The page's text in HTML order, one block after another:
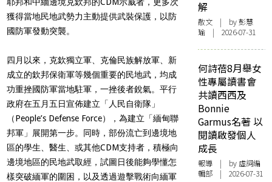
獲得當地民地武勢力主動提供武裝保護，以防
國防軍發動突襲。
四月以來，克欽獨立軍、克倫民族解放軍、新
成立的欽邦保衛軍等幾個重要的民地武，均成
功重挫國防軍當地駐軍，一挫後者銳氣。平行
政府在五月五日宣佈建立「人民自衛隊」
（People’s Defense Force），為建立「緬甸聯
邦軍」展開第一步。同時，部份流亡到邊境地
區的學生、醫生、或其他CDM支持者，積極向
邊境地區的民地武取經，試圖日後能夠學懂怎
樣突破緬軍的圍困，以及透過遊擊戰術向緬軍
解
散文 | by 彭慧
瑜 | 2026-07-31
何詩蓓8月舉女
性專屬讀書會
共讀西西及
Bonnie
Garmus名著 以
閱讀啟發個人
成長
報導 | by 虛詞編
輯部 | 2026-07-31